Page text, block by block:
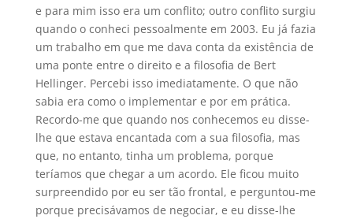
e para mim isso era um conflito; outro conflito surgiu
quando o conheci pessoalmente em 2003. Eu já fazia
um trabalho em que me dava conta da existência de
uma ponte entre o direito e a filosofia de Bert
Hellinger. Percebi isso imediatamente. O que não
sabia era como o implementar e por em prática.
Recordo-me que quando nos conhecemos eu disse-
lhe que estava encantada com a sua filosofia, mas
que, no entanto, tinha um problema, porque
teríamos que chegar a um acordo. Ele ficou muito
surpreendido por eu ser tão frontal, e perguntou-me
porque precisávamos de negociar, e eu disse-lhe